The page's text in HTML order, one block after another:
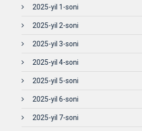
2025-yil 1-soni
2025-yil 2-soni
2025-yil 3-soni
2025-yil 4-soni
2025-yil 5-soni
2025-yil 6-soni
2025-yil 7-soni